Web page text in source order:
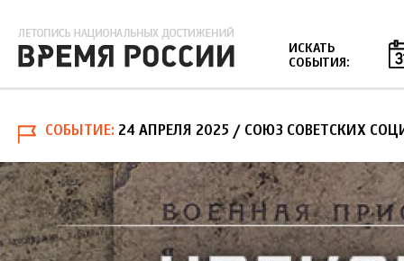
ИСКАТЬ
СОБЫТИЯ:
СОБЫТИЕ 24 АПРЕЛЯ 2025 / СОЮЗ СОВЕТСКИХ